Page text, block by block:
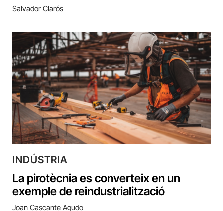
Salvador Clarós
INDÚSTRIA
La pirotècnia es converteix en un
exemple de reindustrialització
Joan Cascante Agudo